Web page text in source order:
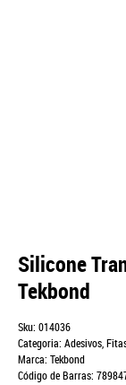
Silicone
Tekbond
Sku: 014036
Categoria: Adesivos,
Marca: Tekbond
Código de Barras: